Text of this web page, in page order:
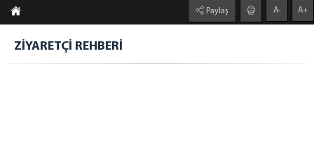
KURUMSAL
KURUM HAKKINDA
Paylaş A- A+
ZİYARETÇİ REHBERİ